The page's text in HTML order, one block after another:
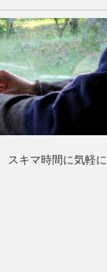
スキマ時間に気軽に